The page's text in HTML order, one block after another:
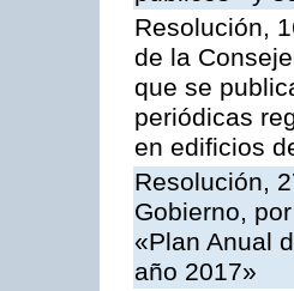
Resolución,
de la
que se
periódicas
en edificios
Resolución,
Gobierno,
«Plan Anual
año 2017»